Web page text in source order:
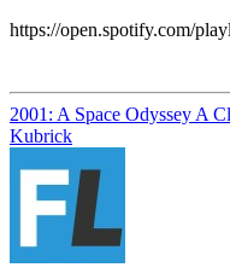
https://open.spotify.com/
2001: A Space Odyssey A
Kubrick